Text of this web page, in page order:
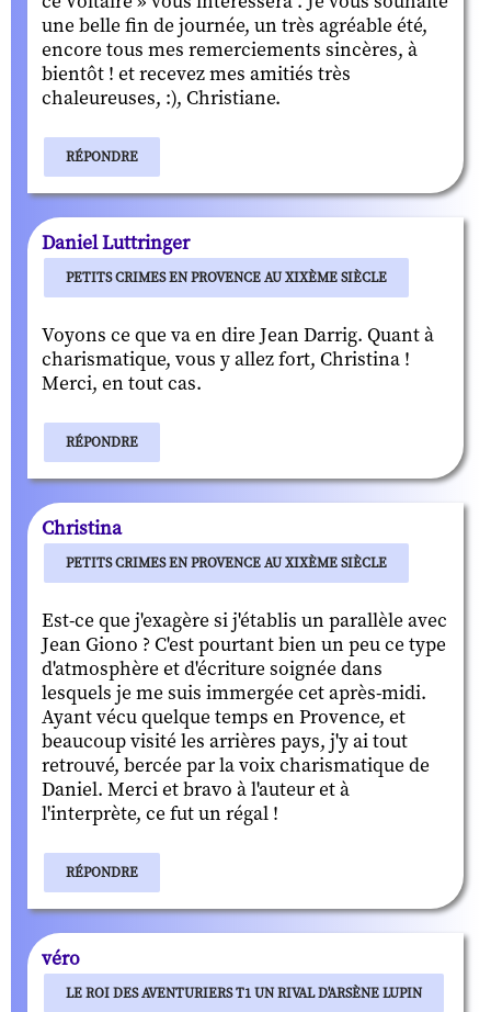
une belle fin de journée, un très agréable été,
encore tous mes remerciements sincères, à
bientôt ! et recevez mes amitiés très
chaleureuses, :), Christiane.
RÉPONDRE
Daniel Luttringer
PETITS CRIMES EN PROVENCE AU XIXÈME SIÈCLE
Voyons ce que va en dire Jean Darrig. Quant à
charismatique, vous y allez fort, Christina !
Merci, en tout cas.
RÉPONDRE
Christina
PETITS CRIMES EN PROVENCE AU XIXÈME SIÈCLE
Est-ce que j'exagère si j'établis un parallèle avec
Jean Giono ? C'est pourtant bien un peu ce type
d'atmosphère et d'écriture soignée dans
lesquels je me suis immergée cet après-midi.
Ayant vécu quelque temps en Provence, et
beaucoup visité les arrières pays, j'y ai tout
retrouvé, bercée par la voix charismatique de
Daniel. Merci et bravo à l'auteur et à
l'interprète, ce fut un régal !
RÉPONDRE
véro
LE ROI DES AVENTURIERS T1 UN RIVAL D'ARSÈNE LUPIN